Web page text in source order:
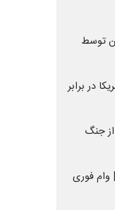
توسط
در برابر
جنگ
وام فوری